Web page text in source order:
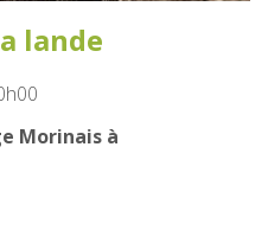
lande
Morinais à